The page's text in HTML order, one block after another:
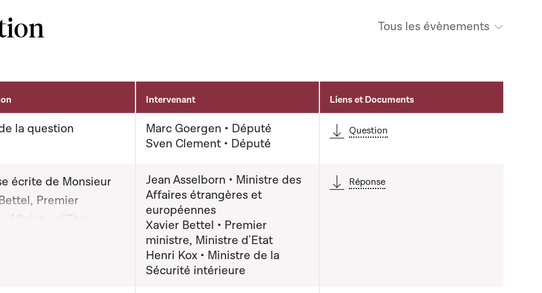
Tous les évènements
Intervenant Liens et Documents
la question
Marc Goergen • Député
Sven Clement • Député
Question
écrite de Monsieur
Premier
Ministre d'Etat,
Jean Asselborn,
graphique servant à afficher ou cacher tous les éléments de la liste qui précède
Jean Asselborn • Ministre des
Affaires étrangères et
européennes
Xavier Bettel • Premier
ministre, Ministre d'Etat
Henri Kox • Ministre de la
Sécurité intérieure
Réponse